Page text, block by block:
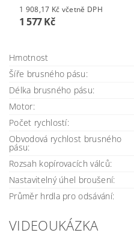
1 908,17 Kč včetně DPH
1 577 Kč
Hmotnost
Šíře brusného pásu:
Délka brusného pásu:
Motor:
Počet rychlostí:
Obvodová rychlost brusného
pásu:
Rozsah kopírovacích válců:
Nastavitelný úhel broušení:
Průměr hrdla pro odsávání:
VIDEOUKÁZKA